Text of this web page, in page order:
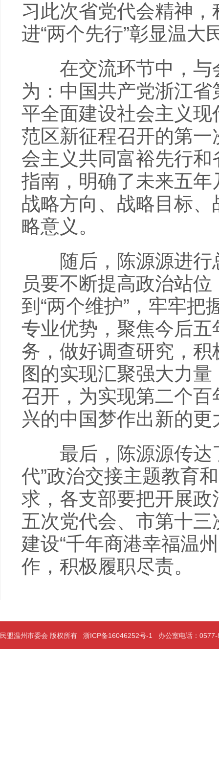
习此次省党代会精神
进“两个先行”彰显温大
在交流环节中，与
为：中国共产党浙江
平全面建设社会主义
范区新征程召开的第
会主义共同富裕先行
指南，明确了未来五
战略方向、战略目标
略意义。
随后，陈源源进行
员要不断提高政治站
到“两个维护”，牢牢把
专业优势，聚焦今后
务，做好调查研究，积
图的实现汇聚强大力
召开，为实现第二个
兴的中国梦作出新的更
最后，陈源源传达
代”政治交接主题教育
求，各支部要把开展
五次党代会、市第十
建设“千年商港幸福温
作，积极履职尽责。
民盟温州市委会 版权所有 浙ICP备16046252号-1 办公室电话：